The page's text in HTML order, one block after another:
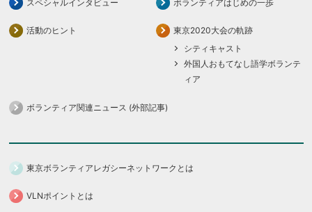
スペシャルインタビュー ボランティアはじめの一歩
活動のヒント
東京2020大会の軌跡
シティキャスト
外国人おもてなし語学ボランテ
ィア
ボランティア関連ニュース (外部記事)
東京ボランティアレガシーネットワークとは
VLNポイントとは